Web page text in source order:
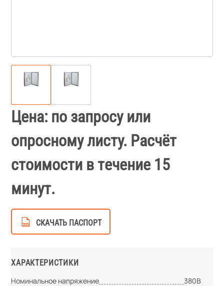
Цена: по запросу или
опросному листу. Расчёт
стоимости в течение 15
минут.
СКАЧАТЬ ПАСПОРТ
ХАРАКТЕРИСТИКИ
Номинальное напряжение
380В